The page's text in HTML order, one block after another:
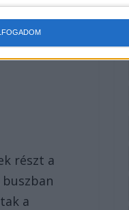
baleset
részt a
a